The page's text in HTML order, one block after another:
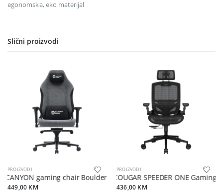
egonomska, eko materijal
Slični proizvodi
PROIZVODI
CANYON gaming chair Boulder XLCH01 King Size Grey
449,00 KM
PROIZVODI
COUGAR SPEEDER ONE Gaming
436,00 KM